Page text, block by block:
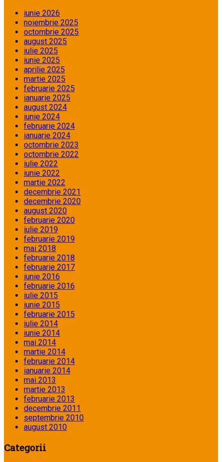
iunie 2026
noiembrie 2025
octombrie 2025
august 2025
iulie 2025
iunie 2025
aprilie 2025
martie 2025
februarie 2025
ianuarie 2025
august 2024
iunie 2024
februarie 2024
ianuarie 2024
octombrie 2023
octombrie 2022
iulie 2022
iunie 2022
martie 2022
decembrie 2021
decembrie 2020
august 2020
februarie 2020
iulie 2019
februarie 2019
mai 2018
februarie 2018
februarie 2017
iunie 2016
februarie 2016
iulie 2015
iunie 2015
februarie 2015
iulie 2014
iunie 2014
mai 2014
martie 2014
februarie 2014
ianuarie 2014
mai 2013
martie 2013
februarie 2013
decembrie 2011
septembrie 2010
august 2010
Categorii